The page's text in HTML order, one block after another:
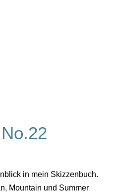
in mein Skizzenbuch.
Mountain und Summer